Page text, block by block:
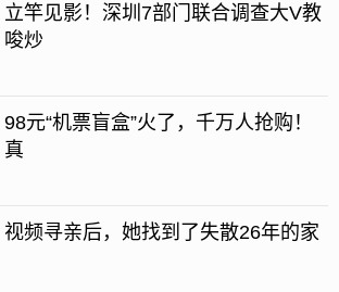
立竿见影！深圳7部门联合调查大V教
唆炒
98元“机票盲盒”火了，千万人抢购！
真
视频寻亲后，她找到了失散26年的家